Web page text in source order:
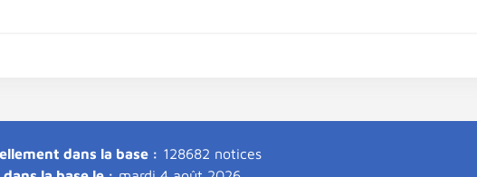
dans la base : 128682 notices